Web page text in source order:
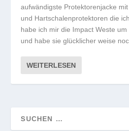
aufwändigste Protektorenjacke
und Hartschalenprotektoren die
habe ich mir die Impact Weste
und habe sie glücklicher weise
WEITERLESEN